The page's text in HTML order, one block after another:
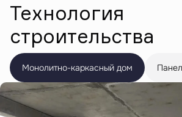
Технология
строительства
Монолитно-каркасный дом